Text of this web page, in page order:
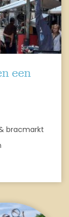
een
bracmarkt